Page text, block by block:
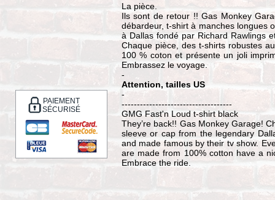
PAIEMENT
SÉCURISÉ
La pièce.
Ils sont de retour !! Gas Monkey
débardeur, t-shirt à manches longues
à Dallas fondé par Richard Rawlings
Chaque pièce, des t-shirts robustes
100 % coton et présente un joli
Embrassez le voyage.
-
Attention, tailles US
-
------------------------------------
GMG Fast'n Loud t-shirt black
They’re back!! Gas Monkey Garage!
sleeve or cap from the legendary
and made famous by their tv show.
are made from 100% cotton have a
Embrace the ride.